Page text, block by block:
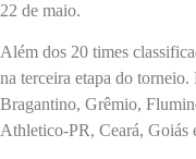
22 de maio.
Além dos 20 times
na terceira etapa do
Bragantino, Grêmio,
Athletico-PR, Ceará, Goiás